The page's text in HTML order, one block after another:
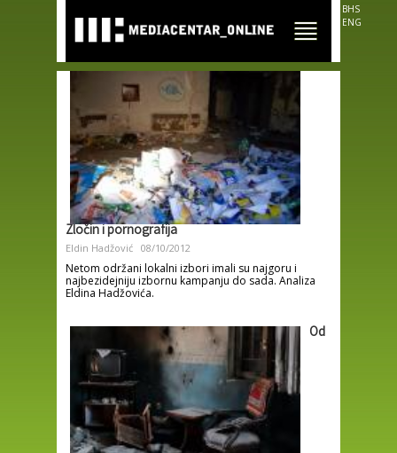
main
content
BHS
ENG
Zločin i pornografija
Eldin Hadžović 08/10/2012
Netom održani lokalni izbori imali su najgoru i
najbezidejniju izbornu kampanju do sada. Analiza
Eldina Hadžovića.
Od